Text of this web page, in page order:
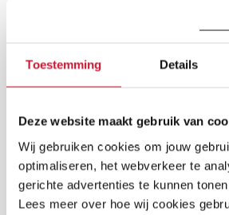
Toestemming Details
Deze website maakt gebruik van
Wij gebruiken cookies om jouw
optimaliseren, het webverkeer te
gerichte advertenties te kunnen
Lees meer over hoe wij cookies
Call 2026 KinCor-
hartekinderen
Subsidieoproep voor
hartafwijkingen bij
Hartekind stelt
drie
LEES VERDER
Lees
verder